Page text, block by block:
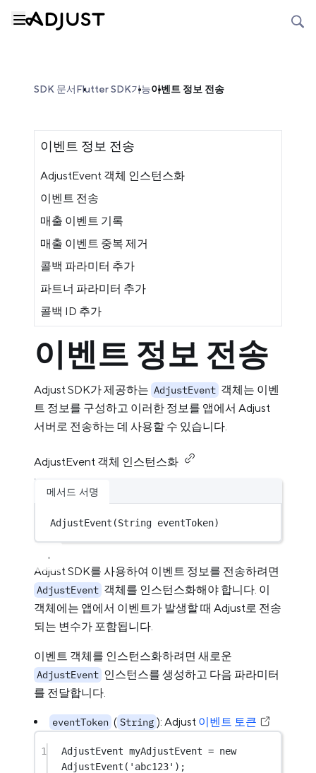
SDK 문서Flutter SDK기능이벤트 정보 전송
이벤트 정보 전송
AdjustEvent 객체 인스턴스화
이벤트 전송
매출 이벤트 기록
매출 이벤트 중복 제거
콜백 파라미터 추가
파트너 파라미터 추가
콜백 ID 추가
이벤트 정보 전송
Adjust SDK가 제공하는 AdjustEvent 객체는 이벤
트 정보를 구성하고 이러한 정보를 앱에서 Adjust
서버로 전송하는 데 사용할 수 있습니다.
AdjustEvent 객체 인스턴스화
메서드 서명
AdjustEvent (String eventToken)
Adjust SDK를 사용하여 이벤트 정보를 전송하려면
AdjustEvent 객체를 인스턴스화해야 합니다. 이
객체에는 앱에서 이벤트가 발생할 때 Adjust로 전송
되는 변수가 포함됩니다.
이벤트 객체를 인스턴스화하려면 새로운
AdjustEvent 인스턴스를 생성하고 다음 파라미터
를 전달합니다.
eventToken ( String ): Adjust 이벤트 토큰
1 AdjustEvent myAdjustEvent = new
AdjustEvent ( 'abc123' );